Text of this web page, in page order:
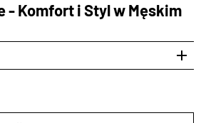
- Komfort i Styl w Męskim